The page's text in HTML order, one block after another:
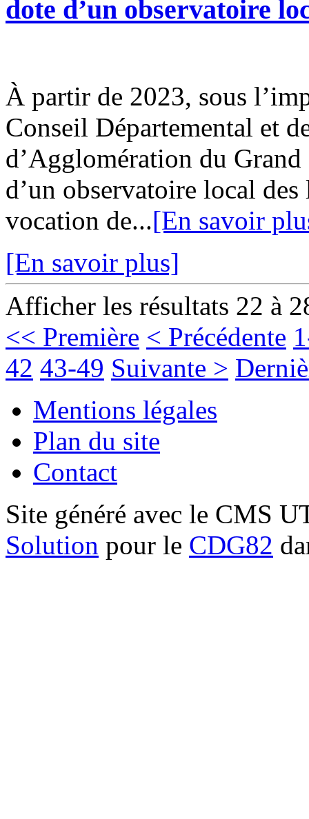
dote d’un observatoire
À partir de 2023, sous
Conseil Départemental et
d’Agglomération du
d’un observatoire local
vocation de...[En savoir
[En savoir plus]
Afficher les résultats 22 à
<< Première < Précédente
42 43-49 Suivante >
Mentions légales
Plan du site
Contact
Site généré avec le CMS
Solution pour le CDG82